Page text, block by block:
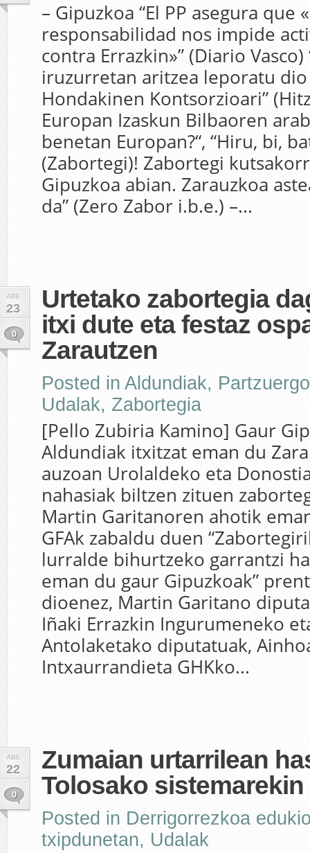
– Gipuzkoa “El PP asegura que
responsabilidad nos impide
contra Errazkin»” (Diario
iruzurretan aritzea leporatu
Hondakinen Kontsorzioari”
Europan Izaskun Bilbaoren
benetan Europan?“, “Hiru, bi,
(Zabortegi)! Zabortegi
Gipuzkoa abian. Zarauzkoa
da” (Zero Zabor i.b.e.) –...
ABE
23
0
Urtetako zabortegia
itxi dute eta festaz
Zarautzen
Posted in Aldundiak,
Udalak, Zabortegia
[Pello Zubiria Kamino] Gaur
Aldundiak itxitzat eman du
auzoan Urolaldeko eta
nahasiak biltzen zituen
Martin Garitanoren ahotik
GFAk zabaldu duen
lurralde bihurtzeko garrantzi
eman du gaur Gipuzkoak”
dioenez, Martin Garitano
Iñaki Errazkin Ingurumeneko
Antolaketako diputatuak,
Intxaurrandieta GHKko...
ABE
22
0
Zumaian urtarrilean
Tolosako sistemarekin
Posted in Derrigorrezkoa
txipdunetan, Udalak